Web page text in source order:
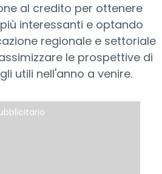
al credito per ottenere
interessanti e optando
regionale e settoriale
le prospettive di
utili nell'anno a venire.